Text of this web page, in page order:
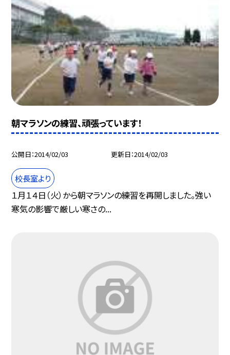
朝マラソンの練習、頑張っています！
公開日 2014/02/03 更新日 2014/02/03
校長室より
１月１４日（火）から朝マラソンの練習を再開しました。強い
寒気の影響で厳しい寒さの...